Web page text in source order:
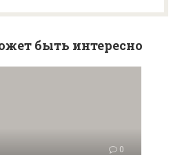
быть интересно
0